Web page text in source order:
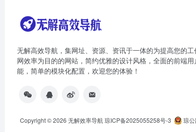
无解高效导航，集网址、资源、资讯于一体的为提高您的工
网效率为目的的网站，简约优雅的设计风格，全面的前端用
能，简单的模块化配置，欢迎您的体验！
Copyright © 2026 无解效率导航琼ICP备2025055258号-3 琼